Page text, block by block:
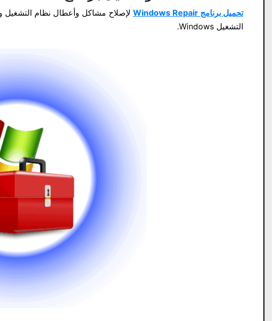
تحميل برنامج Windows Repair
لإصلاح مشاكل وأعطال نظام التشغيل
التشغيل Windows.